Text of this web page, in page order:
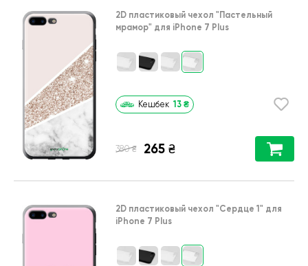
2D пластиковый чехол "Пастельный
мрамор" для iPhone 7 Plus
Кешбек 13 ₴
380 ₴ 265 ₴
2D пластиковый чехол "Сердце 1" для
iPhone 7 Plus